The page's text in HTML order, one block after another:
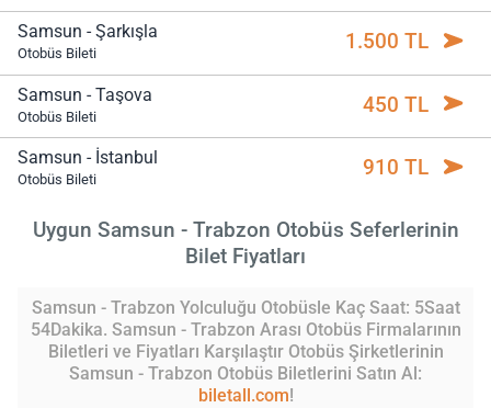
Samsun - Şarkışla
Otobüs Bileti 1.500 TL
Samsun - Taşova
Otobüs Bileti 450 TL
Samsun - İstanbul
Otobüs Bileti 910 TL
Uygun Samsun - Trabzon Otobüs Seferlerinin
Bilet Fiyatları
Samsun - Trabzon Yolculuğu Otobüsle Kaç Saat: 5Saat
54Dakika. Samsun - Trabzon Arası Otobüs Firmalarının
Biletleri ve Fiyatları Karşılaştır Otobüs Şirketlerinin
Samsun - Trabzon Otobüs Biletlerini Satın Al:
biletall.com!